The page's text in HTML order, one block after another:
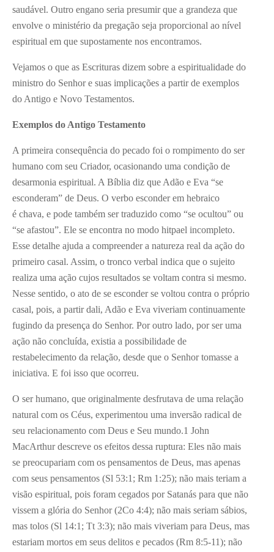
saudável. Outro engano seria presumir que a grandeza que
envolve o ministério da pregação seja proporcional ao nível
espiritual em que supostamente nos encontramos.
Vejamos o que as Escrituras dizem sobre a espiritualidade do
ministro do Senhor e suas implicações a partir de exemplos
do Antigo e Novo Testamentos.
Exemplos do Antigo Testamento
A primeira consequência do pecado foi o rompimento do ser
humano com seu Criador, ocasionando uma condição de
desarmonia espiritual. A Bíblia diz que Adão e Eva “se
esconderam” de Deus. O verbo esconder em hebraico
é chava, e pode também ser traduzido como “se ocultou” ou
“se afastou”. Ele se encontra no modo hitpael incompleto.
Esse detalhe ajuda a compreender a natureza real da ação do
primeiro casal. Assim, o tronco verbal indica que o sujeito
realiza uma ação cujos resultados se voltam contra si mesmo.
Nesse sentido, o ato de se esconder se voltou contra o próprio
casal, pois, a partir dali, Adão e Eva viveriam continuamente
fugindo da presença do Senhor. Por outro lado, por ser uma
ação não concluída, existia a possibilidade de
restabelecimento da relação, desde que o Senhor tomasse a
iniciativa. E foi isso que ocorreu.
O ser humano, que originalmente desfrutava de uma relação
natural com os Céus, experimentou uma inversão radical de
seu relacionamento com Deus e Seu mundo.1 John
MacArthur descreve os efeitos dessa ruptura: Eles não mais
se preocupariam com os pensamentos de Deus, mas apenas
com seus pensamentos (Sl 53:1; Rm 1:25); não mais teriam a
visão espiritual, pois foram cegados por Satanás para que não
vissem a glória do Senhor (2Co 4:4); não mais seriam sábios,
mas tolos (Sl 14:1; Tt 3:3); não mais viveriam para Deus, mas
estariam mortos em seus delitos e pecados (Rm 8:5-11); não